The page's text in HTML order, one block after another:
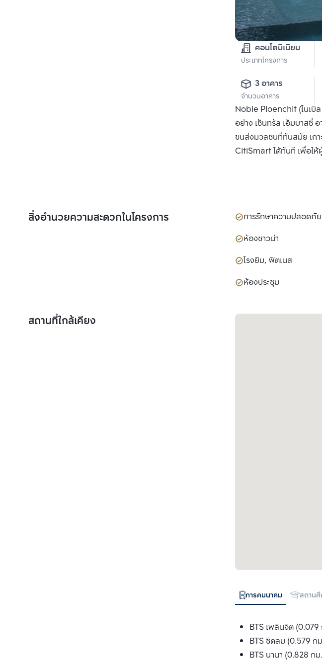
คอนโดมิเนียม
ประเภทโครงการ
3 อาคาร
จำนวนอาคาร
Noble Ploenchit (โนเบิ
อย่าง เซ็นทรัล เอ็มบาสซี่
ขนส่งมวลชนที่ทันสมัย เกา
CitiSmart ได้ทันที เพื่อให้
สิ่งอำนวยความสะดวกในโครงการ การรักษาความปลอดภั
ห้องซาวน่า
โรงยิม, ฟิตเนส
ห้องประชุม
สถานที่ใกล้เคียง
การคมนาคม สถาน
BTS เพลินจิต (0.079
BTS ชิดลม (0.579 ก
BTS นานา (0.828 ก